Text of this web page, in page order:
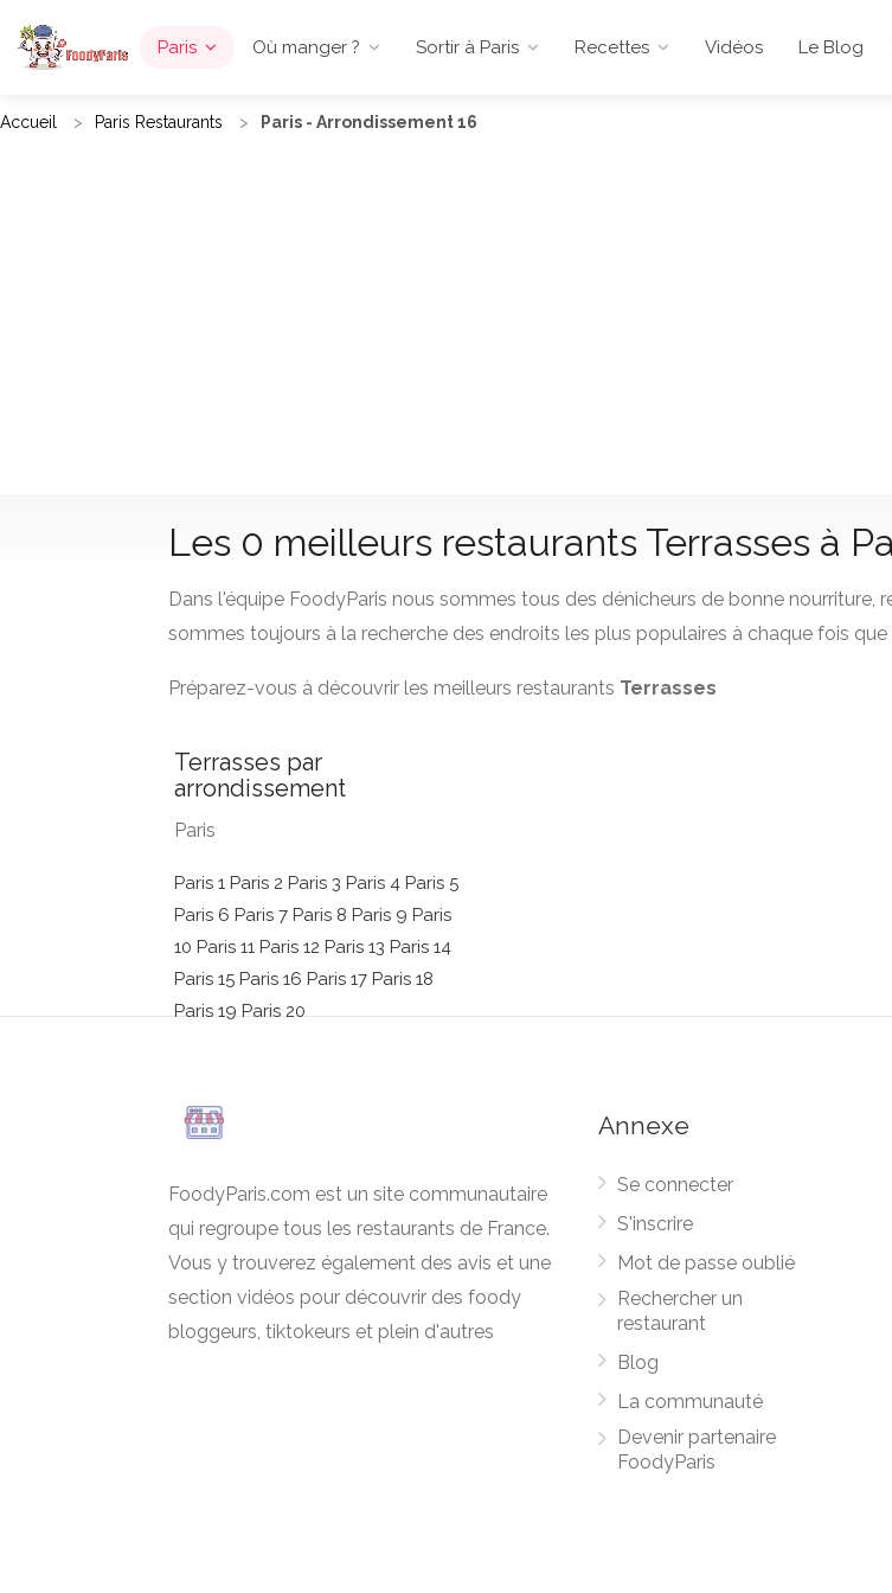
Paris Où manger ? Sortir à Paris Recettes Vidéos Le Blog
Accueil Paris Restaurants Paris - Arrondissement 16
Les 0 meilleurs restaurants Terrasses à
Dans l'équipe FoodyParis nous sommes tous des dénicheurs de bonne
sommes toujours à la recherche des endroits les plus populaires à chaque fois
Préparez-vous à découvrir les meilleurs restaurants Terrasses
Terrasses par
arrondissement
Paris
Paris 1 Paris 2 Paris 3 Paris 4 Paris 5
Paris 6 Paris 7 Paris 8 Paris 9 Paris
10 Paris 11 Paris 12 Paris 13 Paris 14
Paris 15 Paris 16 Paris 17 Paris 18
Paris 19 Paris 20
FoodyParis.com est un site communautaire
qui regroupe tous les restaurants de France.
Vous y trouverez également des avis et une
section vidéos pour découvrir des foody
bloggeurs, tiktokeurs et plein d'autres
Annexe
Se connecter
S'inscrire
Mot de passe oublié
Rechercher un
restaurant
Blog
La communauté
Devenir partenaire
FoodyParis